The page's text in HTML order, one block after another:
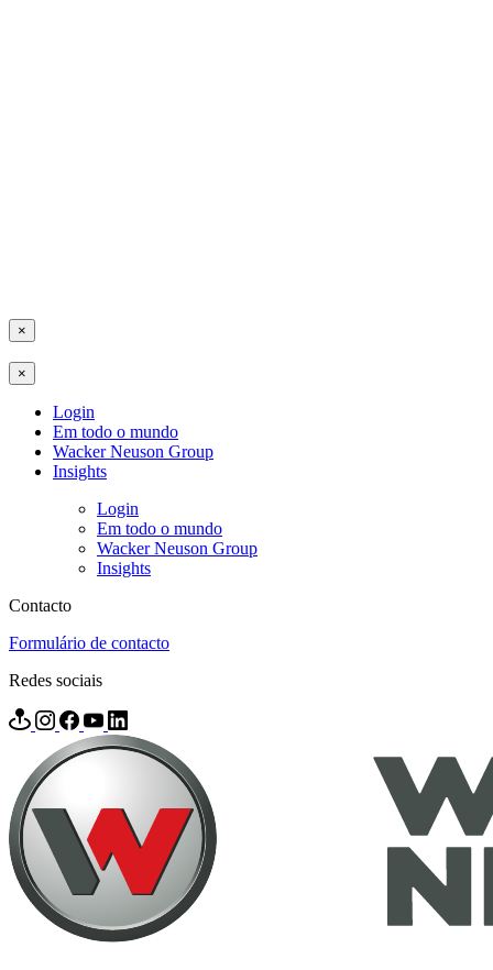
×
×
Login
Em todo o mundo
Wacker Neuson Group
Insights
Login
Em todo o mundo
Wacker Neuson Group
Insights
Contacto
Formulário de contacto
Redes sociais